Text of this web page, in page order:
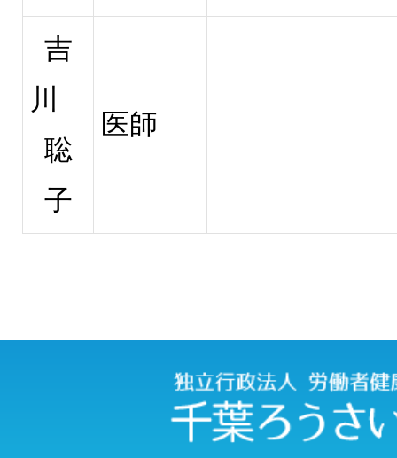
吉
川
聡
子
医師